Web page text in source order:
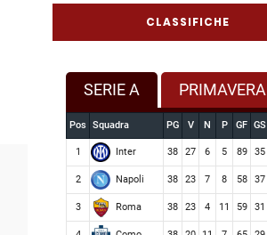
CLASSIFICHE
SERIE A PRIMAVERA
Pos Squadra PG V N P GF GS
1 Inter 38 27 6 5 89 35
2 Napoli 38 23 7 8 58 37
3 Roma 38 23 4 11 59 31